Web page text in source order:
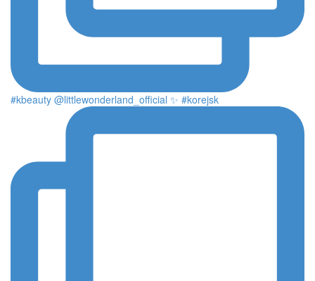
#kbeauty @littlewonderland_official ✨ #korejsk